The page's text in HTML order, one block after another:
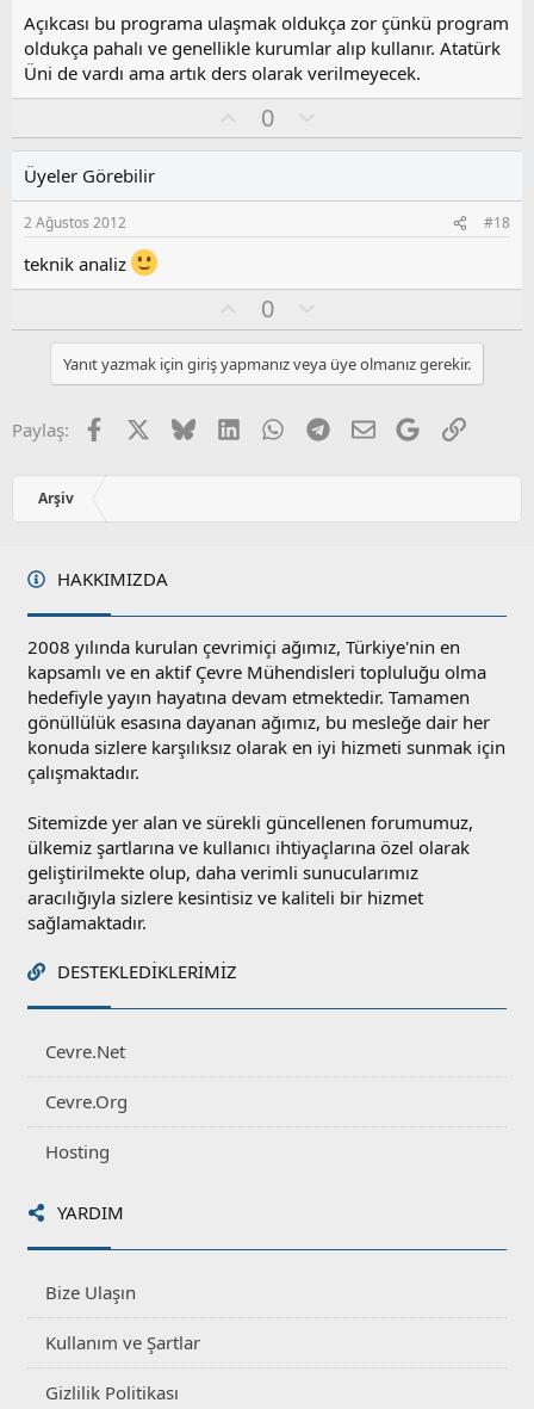
y
l
a
Açıkcası bu programa ulaşmak oldukça zor çünkü program
oldukça pahalı ve genellikle kurumlar alıp kullanır. Atatürk
Üni de vardı ama artık ders olarak verilmeyecek.
y
0
l
s
u
o
l
a
Üyeler Görebilir
2 Ağustos 2012 #18
teknik analiz
y
l
a
0
l
u
m
u
z
o
l
Yanıt yazmak için giriş yapmanız veya üye olmanız gerekir.
Paylaş: Facebook BlueskyLinkedInWhatsApp
Telegram
E-postaGoogleLink
Arşiv
HAKKIMIZDA
2008 yılında kurulan çevrimiçi ağımız, Türkiye'nin en
kapsamlı ve en aktif Çevre Mühendisleri topluluğu olma
hedefiyle yayın hayatına devam etmektedir. Tamamen
gönüllülük esasına dayanan ağımız, bu mesleğe dair her
konuda sizlere karşılıksız olarak en iyi hizmeti sunmak için
çalışmaktadır.
Sitemizde yer alan ve sürekli güncellenen forumumuz,
ülkemiz şartlarına ve kullanıcı ihtiyaçlarına özel olarak
geliştirilmekte olup, daha verimli sunucularımız
aracılığıyla sizlere kesintisiz ve kaliteli bir hizmet
sağlamaktadır.
DESTEKLEDIKLERIMIZ
Cevre.Net
Cevre.Org
Hosting
YARDIM
Bize Ulaşın
Kullanım ve Şartlar
Gizlilik Politikası